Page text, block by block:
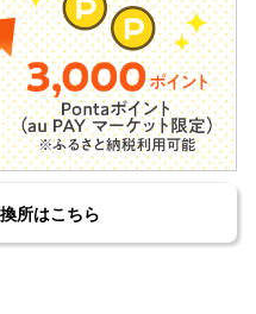
所はこちら